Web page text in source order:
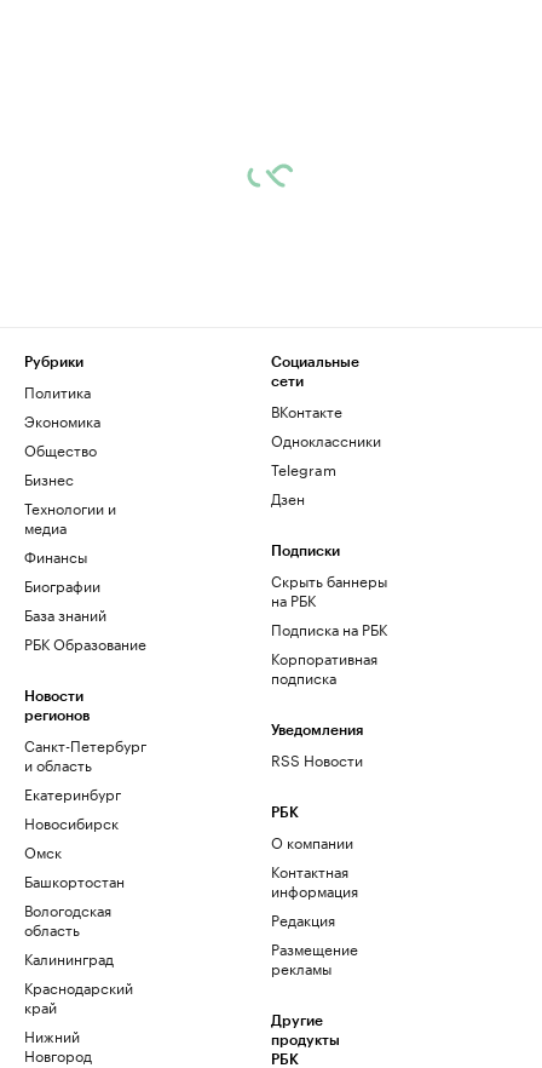
Рубрики
Политика
Экономика
Общество
Бизнес
Технологии и
медиа
Финансы
Биографии
База знаний
РБК Образование
Новости
регионов
Санкт-Петербург
и область
Екатеринбург
Новосибирск
Омск
Башкортостан
Вологодская
область
Калининград
Краснодарский
край
Нижний
Новгород
Социальные
сети
ВКонтакте
Одноклассники
Telegram
Дзен
Подписки
Скрыть баннеры
на РБК
Подписка на РБК
Корпоративная
подписка
Уведомления
RSS Новости
РБК
О компании
Контактная
информация
Редакция
Размещение
рекламы
Другие
продукты
РБК